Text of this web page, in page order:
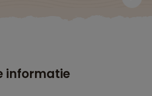
informatie